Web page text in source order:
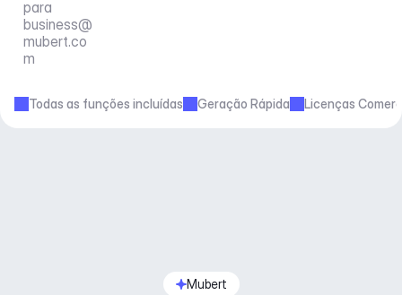
business@
mubert.co
m
Todas as funções incluídas Geração Rápida Licenças
Mubert